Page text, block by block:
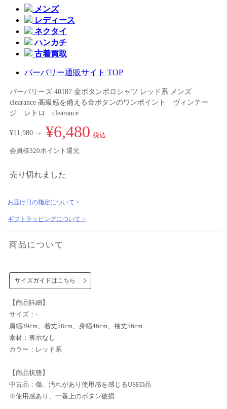
メンズ
レディース
ネクタイ
ハンカチ
古着買取
バーバリー通販サイト TOP
バーバリーズ 40187 金ボタンポロシャツ レッド系 メンズ
clearance 高級感を備える金ボタンのワンポイント ヴィンテー
ジ レトロ clearance
¥11,980 → ¥6,480 税込
会員様320ポイント還元
売り切れました
お届け日の指定について >
ギフトラッピングについて >
商品について
サイズガイドはこちら
【商品詳細】
サイズ：-
肩幅39cm、着丈58cm、身幅46cm、袖丈56cm
素材：表示なし
カラー：レッド系
【商品状態】
中古品：傷、汚れがあり使用感を感じるUSED品
※使用感あり、一番上のボタン破損